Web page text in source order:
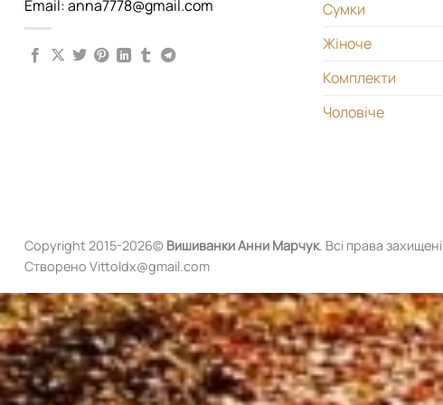
Email: anna7778@gmail.com
Сумки
Жіноче
Комплекти
Чоловіче
Copyright 2015-2026© ВишиванкиАнни Марчук. Всі права захищені.
Створено Vittoldx@gmail.com